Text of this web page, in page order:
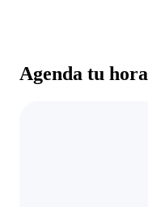
Agenda tu hora